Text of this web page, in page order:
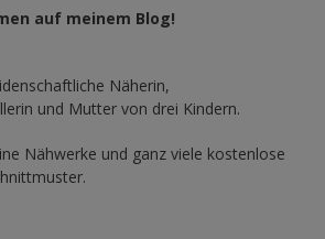
auf meinem Blog!
Näherin,
und Mutter von drei Kindern.
Nähwerke und ganz viele kostenlose